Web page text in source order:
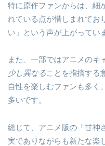
特に原作ファンからは、細
れている点が惜しまれてお
い」という声が上がってい
また、一部ではアニメのキ
少し異なることを指摘する
自性を楽しむファンも多く
多いです。
総じて、アニメ版の「甘神
実でありながらも新たな楽